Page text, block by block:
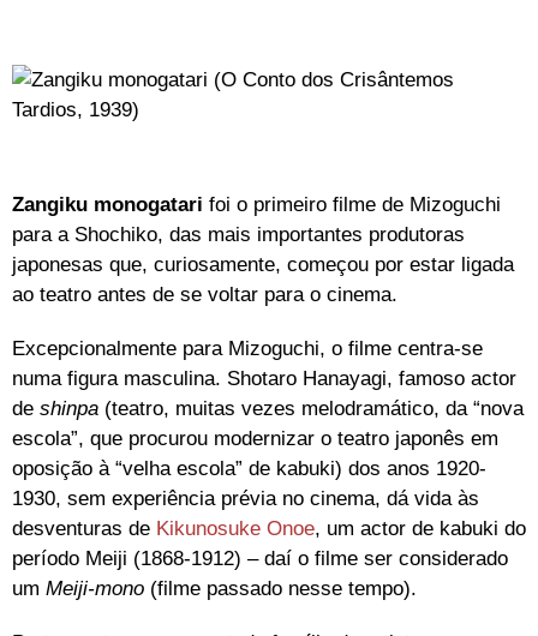
Zangiku monogatari foi o primeiro filme de Mizoguchi
para a Shochiko, das mais importantes produtoras
japonesas que, curiosamente, começou por estar ligada
ao teatro antes de se voltar para o cinema.
Excepcionalmente para Mizoguchi, o filme centra-se
numa figura masculina. Shotaro Hanayagi, famoso actor
de shinpa (teatro, muitas vezes melodramático, da “nova
escola”, que procurou modernizar o teatro japonês em
oposição à “velha escola” de kabuki) dos anos 1920-
1930, sem experiência prévia no cinema, dá vida às
desventuras de Kikunosuke Onoe, um actor de kabuki do
período Meiji (1868-1912) – daí o filme ser considerado
um Meiji-mono (filme passado nesse tempo).